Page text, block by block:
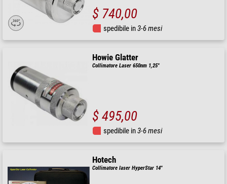
$ 740,00
spedibile in3-6 mesi
Howie Glatter
Collimatore Laser 650nm 1,25"
$ 495,00
spedibile in3-6 mesi
Hotech
Collimatore laser HyperStar 14"